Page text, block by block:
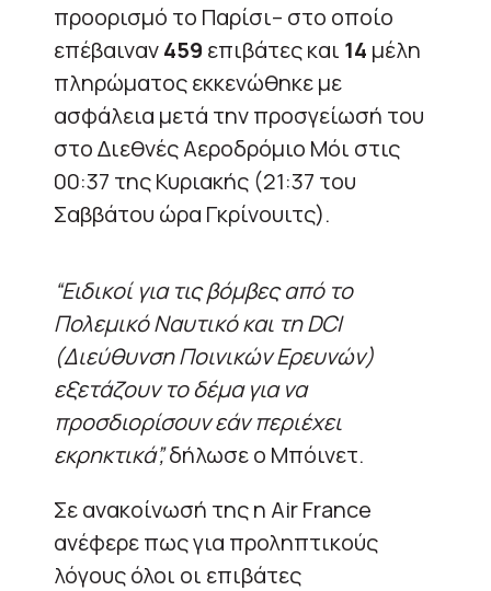
προορισμό το Παρίσι– στο οποίο
επέβαιναν459 επιβάτες και 14 μέλη
πληρώματος εκκενώθηκε με
ασφάλεια μετά την προσγείωσή του
στο Διεθνές Αεροδρόμιο Μόι στις
00:37 της Κυριακής (21:37 του
Σαββάτου ώρα Γκρίνουιτς).
“Ειδικοί για τις βόμβες από το
Πολεμικό Ναυτικό και τη DCI
(Διεύθυνση Ποινικών Ερευνών)
εξετάζουν το δέμα για να
προσδιορίσουν εάν περιέχει
εκρηκτικά”,δήλωσε ο Μπόινετ.
Σε ανακοίνωσή της η Air France
ανέφερε πως για προληπτικούς
λόγους όλοι οι επιβάτες